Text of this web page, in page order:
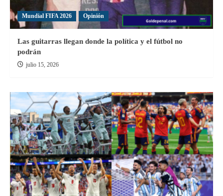
Mundial FIFA 2026 Opinión
Las guitarras llegan donde la política y el fútbol no
podrán
julio 15, 2026